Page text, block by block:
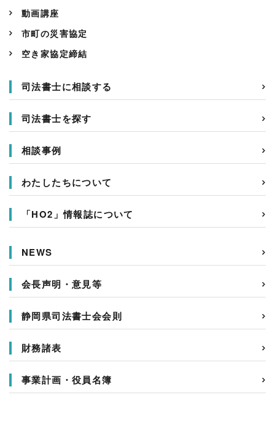
動画講座
市町の災害協定
空き家協定締結
司法書士に相談する
司法書士を探す
相談事例
わたしたちについて
「HO2」情報誌について
NEWS
会長声明・意見等
静岡県司法書士会会則
財務諸表
事業計画・役員名簿